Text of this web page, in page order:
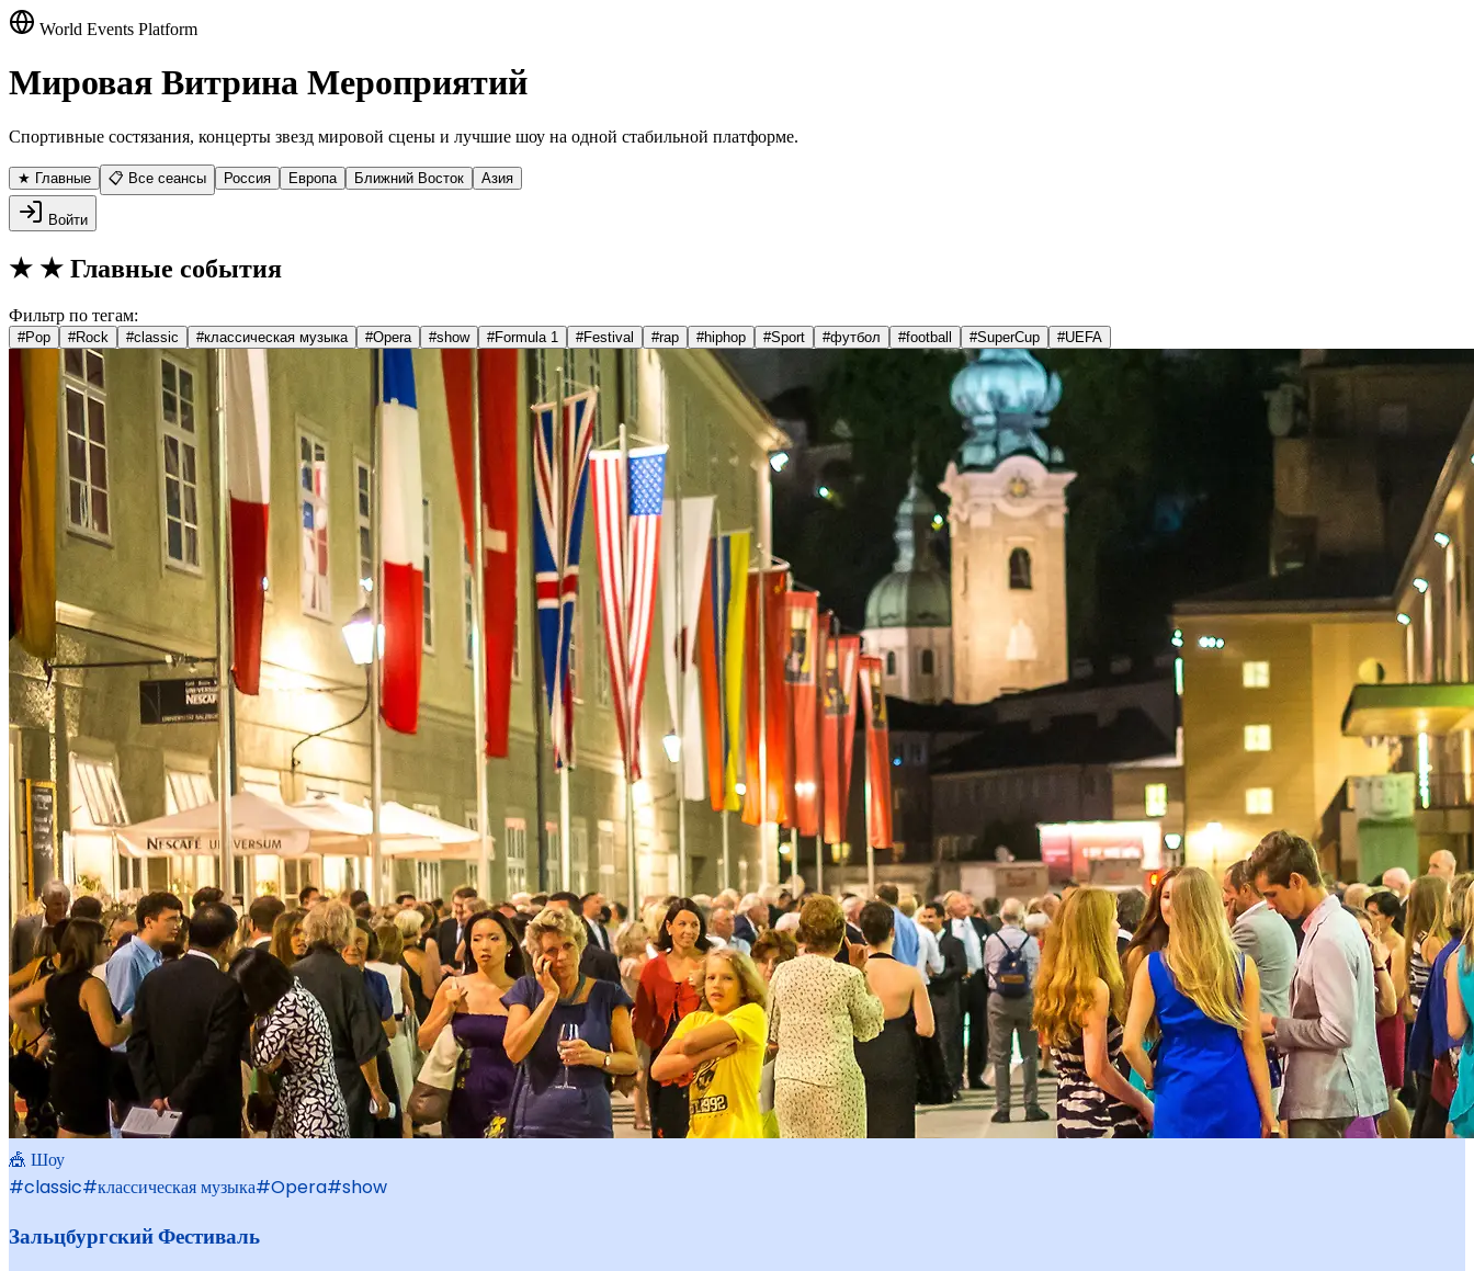
World Events Platform
Мировая Витрина Мероприятий
Спортивные состязания, концерты звезд мировой сцены и лучшие шоу на одной стабильной платформе.
★ Главные 📋 Все сеансы Россия Европа Ближний Восток Азия
Войти
★ ★ Главные события
Фильтр по тегам:
#Pop #Rock #classic #классическая музыка #Opera #show #Formula 1 #Festival #rap #hiphop #Sport #футбол #football #SuperCup #UEFA
🎪 Шоу
#classic#классическая музыка#Opera#show
Зальцбургский Фестиваль